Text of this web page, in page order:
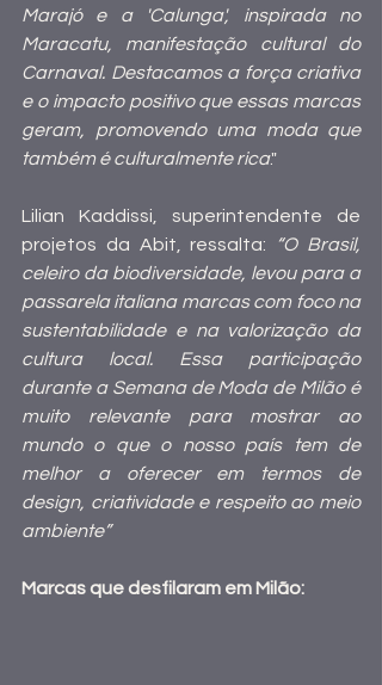
Marajó e a 'Calunga', inspirada no
Maracatu, manifestação cultural do
Carnaval. Destacamos a força criativa
e o impacto positivo que essas marcas
geram, promovendo uma moda que
também é culturalmente rica."
Lilian Kaddissi, superintendente de
projetos da Abit, ressalta:
“O Brasil,
celeiro da biodiversidade, levou para a
passarela italiana marcas com foco na
sustentabilidade e na valorização da
cultura local. Essa participação
durante a Semana de Moda de Milão é
muito relevante para mostrar ao
mundo o que o nosso país tem de
melhor a oferecer em termos de
design, criatividade e respeito ao meio
ambiente”
Marcas que desfilaram em Milão: